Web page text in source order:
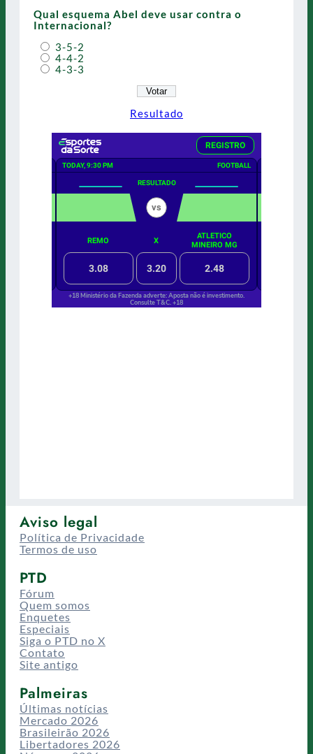
Qual esquema Abel deve usar contra o
Internacional?
3-5-2
4-4-2
4-3-3
Resultado
Aviso legal
Política de Privacidade
Termos de uso
PTD
Fórum
Quem somos
Enquetes
Especiais
Siga o PTD no X
Contato
Site antigo
Palmeiras
Últimas notícias
Mercado 2026
Brasileirão 2026
Libertadores 2026